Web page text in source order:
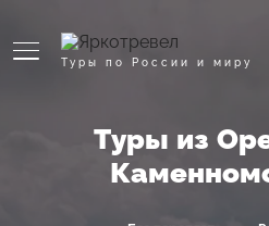
Туры по России и миру
Туры из